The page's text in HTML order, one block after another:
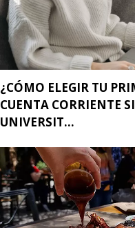
¿CÓMO ELEGIR TU
CUENTA CORRIENTE
UNIVERSIT...